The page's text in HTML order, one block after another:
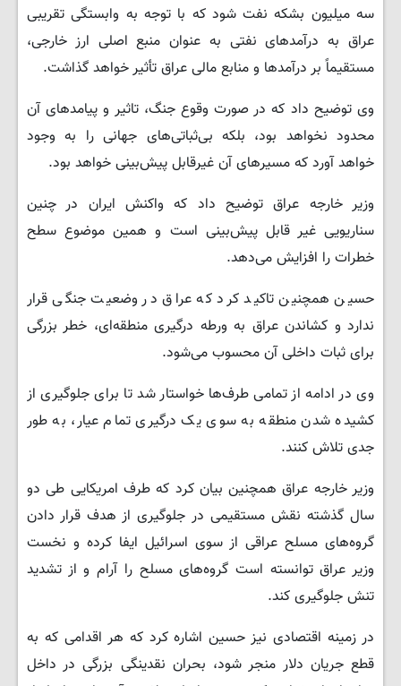
سه میلیون بشکه نفت شود که با توجه به وابستگی تقریبی
عراق به درآمدهای نفتی به عنوان منبع اصلی ارز خارجی،
مستقیماً بر درآمدها و منابع مالی عراق تأثیر خواهد گذاشت.
وی توضیح داد که در صورت وقوع جنگ، تاثیر و پیامدهای آن
محدود نخواهد بود، بلکه بی‌ثباتی‌های جهانی را به وجود
خواهد آورد که مسیرهای آن غیرقابل پیش‌بینی خواهد بود.
وزیر خارجه عراق توضیح داد که واکنش ایران در چنین
سناریویی غیر قابل پیش‌بینی است و همین موضوع سطح
خطرات را افزایش می‌دهد.
حسین همچنین تاکید کرد که عراق در وضعیت جنگی قرار
ندارد و کشاندن عراق به ورطه درگیری منطقه‌ای، خطر بزرگی
برای ثبات داخلی آن محسوب می‌شود.
وی در ادامه از تمامی طرف‌ها خواستار شد تا برای جلوگیری از
کشیده شدن منطقه به سوی یک درگیری تمام عیار، به طور
جدی تلاش کنند.
وزیر خارجه عراق همچنین بیان کرد که طرف امریکایی طی دو
سال گذشته نقش مستقیمی در جلوگیری از هدف قرار دادن
گروه‌های مسلح عراقی از سوی اسرائیل ایفا کرده و نخست
وزیر عراق توانسته است گروه‌های مسلح را آرام و از تشدید
تنش جلوگیری کند.
در زمینه اقتصادی نیز حسین اشاره کرد که هر اقدامی که به
قطع جریان دلار منجر شود، بحران نقدینگی بزرگی در داخل